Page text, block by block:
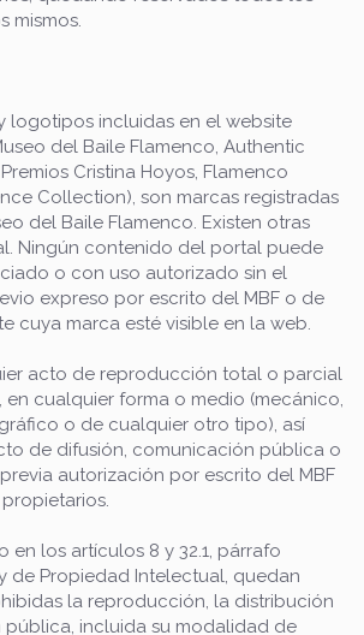
mismos.
logotipos incluidas en el website
del Baile Flamenco, Authentic
Cristina Hoyos, Flamenco
Collection), son marcas registradas
del Baile Flamenco. Existen otras
Ningún contenido del portal puede
o con uso autorizado sin el
expreso por escrito del MBF o de
cuya marca esté visible en la web.
acto de reproducción total o parcial
cualquier forma o medio (mecánico,
o de cualquier otro tipo), así
de difusión, comunicación pública o
autorización por escrito del MBF
en los artículos 8 y 32.1, párrafo
de Propiedad Intelectual, quedan
la reproducción, la distribución
incluida su modalidad de